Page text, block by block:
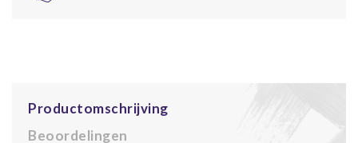
Productomschrijving
Beoordelingen